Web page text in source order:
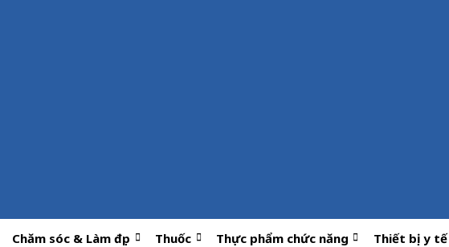
Chăm sóc & Làm đẹp Thuốc Thực phẩm chức năng Thiết bị y tế